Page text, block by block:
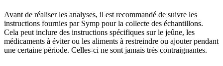
Avant de réaliser les analyses, il est recommandé de suivre les
instructions fournies par Symp pour la collecte des échantillons.
Cela peut inclure des instructions spécifiques sur le jeûne, les
médicaments à éviter ou les aliments à restreindre ou ajouter pendant
une certaine période. Celles-ci ne sont jamais très contraignantes.